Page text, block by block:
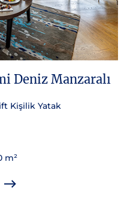
Deniz Manzaralı
Kişilik Yatak
m²